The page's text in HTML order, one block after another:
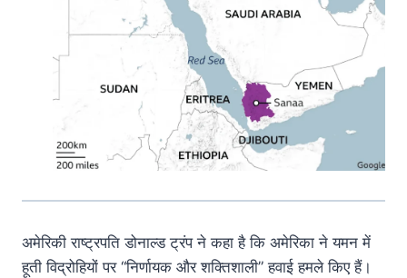
अमेरिकी राष्ट्रपति डोनाल्ड ट्रंप ने कहा है कि अमेरिका ने यमन में
हूती विद्रोहियों पर “निर्णायक और शक्तिशाली” हवाई हमले किए हैं।